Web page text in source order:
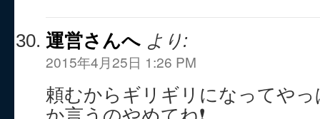
運営さんへ より:
2015年4月25日 1:26 PM
頼むからギリギリになってや